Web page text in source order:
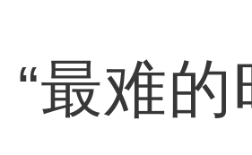
难的